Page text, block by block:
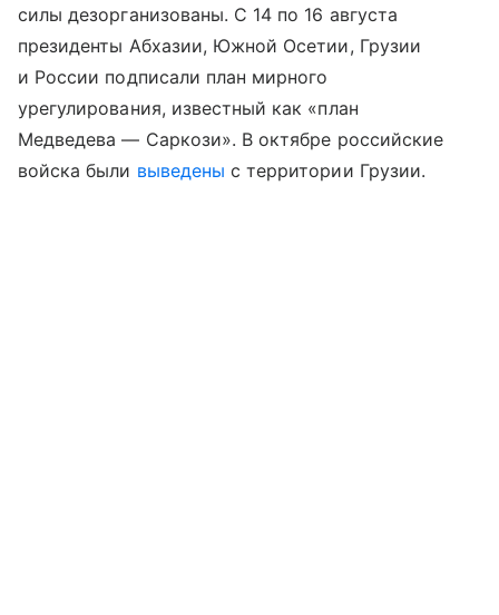
силы дезорганизованы. С 14 по 16 августа
президенты Абхазии, Южной Осетии, Грузии
и России подписали план мирного
урегулирования, известный как «план
Медведева — Саркози». В октябре российские
войска были выведены с территории Грузии.